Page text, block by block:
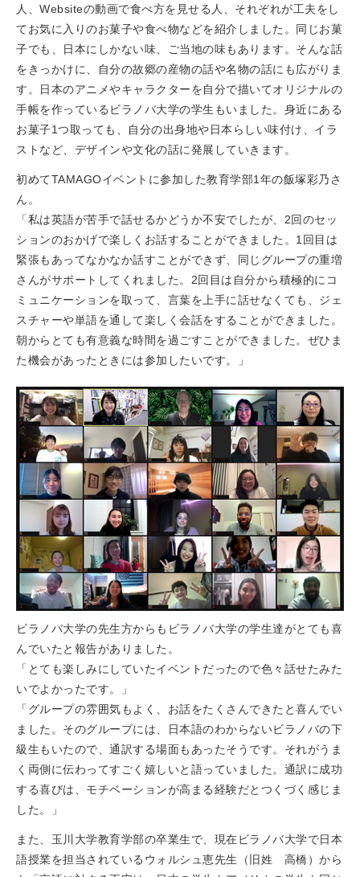
人、Websiteの動画で食べ方を見せる人、それぞれが工夫をし
てお気に入りのお菓子や食べ物などを紹介しました。同じお菓
子でも、日本にしかない味、ご当地の味もあります。そんな話
をきっかけに、自分の故郷の産物の話や名物の話にも広がりま
す。日本のアニメやキャラクターを自分で描いてオリジナルの
手帳を作っているビラノバ大学の学生もいました。身近にある
お菓子1つ取っても、自分の出身地や日本らしい味付け、イラ
ストなど、デザインや文化の話に発展していきます。
初めてTAMAGOイベントに参加した教育学部1年の飯塚彩乃さ
ん。
「私は英語が苦手で話せるかどうか不安でしたが、2回のセッ
ションのおかげで楽しくお話することができました。1回目は
緊張もあってなかなか話すことができず、同じグループの重増
さんがサポートしてくれました。2回目は自分から積極的にコ
ミュニケーションを取って、言葉を上手に話せなくても、ジェ
スチャーや単語を通して楽しく会話をすることができました。
朝からとても有意義な時間を過ごすことができました。ぜひま
た機会があったときには参加したいです。」
ビラノバ大学の先生方からもビラノバ大学の学生達がとても喜
んでいたと報告がありました。
「とても楽しみにしていたイベントだったので色々話せたみた
いでよかったです。」
「グループの雰囲気もよく、お話をたくさんできたと喜んでい
ました。そのグループには、日本語のわからないビラノバの下
級生もいたので、通訳する場面もあったそうです。それがうま
く両側に伝わってすごく嬉しいと語っていました。通訳に成功
する喜びは、モチベーションが高まる経験だとつくづく感じま
した。」
また、玉川大学教育学部の卒業生で、現在ビラノバ大学で日本
語授業を担当されているウォルシュ恵先生（旧姓 高橋）から